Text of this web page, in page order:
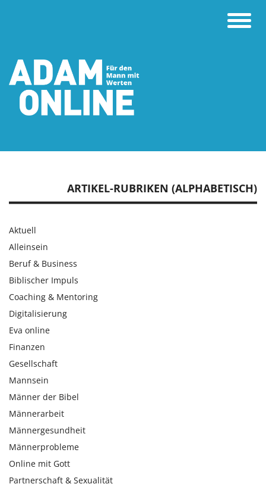
Toggle
ARTIKEL-RUBRIKEN (ALPHABETISCH)
Aktuell
Alleinsein
Beruf & Business
Biblischer Impuls
Coaching & Mentoring
Digitalisierung
Eva online
Finanzen
Gesellschaft
Mannsein
Männer der Bibel
Männerarbeit
Männergesundheit
Männerprobleme
Online mit Gott
Partnerschaft & Sexualität